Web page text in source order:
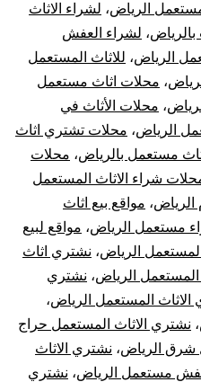
الرياض، لشراء الاثاث
بالرياض، لشراء العفش
الرياض، للاثاث المستعمل
، محلات اثاث مستعمل
، محلات الأثاث في
الرياض، محلات تشتري اثاث
مستعمل بالرياض، محلات
شراء الاثاث المستعمل
الرياض، مواقع بيع اثاث
مستعمل الرياض، مواقع لبيع
الرياض، نشتري اثاث
المستعمل الرياض، نشتري
الاثاث المستعمل الرياض،
، نشتري الاثاث المستعمل حراج
شرق الرياض، نشتري الاثاث
مستعمل الرياض، نشتري